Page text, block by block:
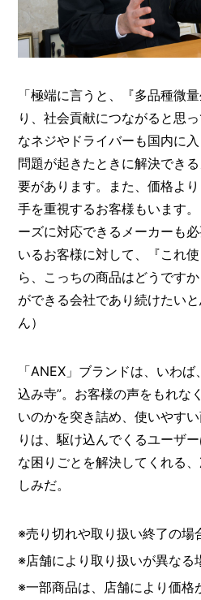
「極端に言うと、『多品種微
り、社会貢献につながると思
なネジやドライバーも国内に
問題が起きたときに解決でき
要があります。また、価格よ
手を重視するお客様もいます
ーズに対応できるメーカーも
いるお客様に対して、『これ
ら、こっちの商品はどうです
ができる会社であり続けたい
ん）
「ANEX」ブランドは、いわ
込み寺”。お客様の声をもれな
いのかを突き詰め、使いやす
りは、駆け込んでくるユーザ
な困りごとを解決してくれる
しみだ。
※売り切れや取り扱い終了の場
※店舗により取り扱いが異なる
※一部商品は、店舗により価格